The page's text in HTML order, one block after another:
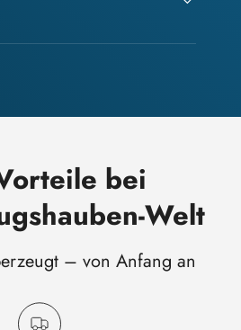
bei
Welt
– von Anfang an